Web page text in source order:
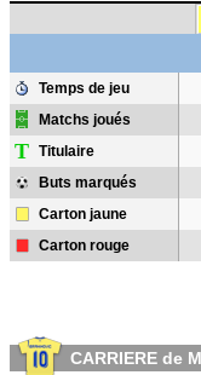
Temps de jeu
Matchs joués
T Titulaire
Buts marqués
Carton jaune
Carton rouge
CARRIERE de